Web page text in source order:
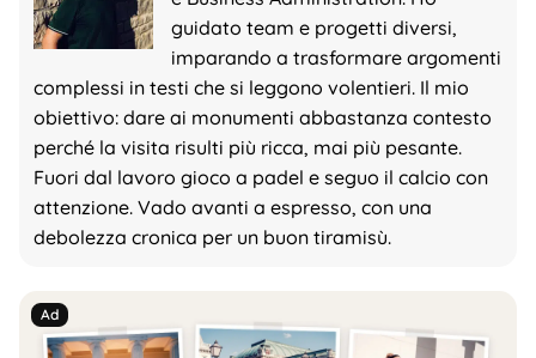
guidato team e progetti diversi,
imparando a trasformare argomenti
complessi in testi che si leggono volentieri. Il mio
obiettivo: dare ai monumenti abbastanza contesto
perché la visita risulti più ricca, mai più pesante.
Fuori dal lavoro gioco a padel e seguo il calcio con
attenzione. Vado avanti a espresso, con una
debolezza cronica per un buon tiramisù.